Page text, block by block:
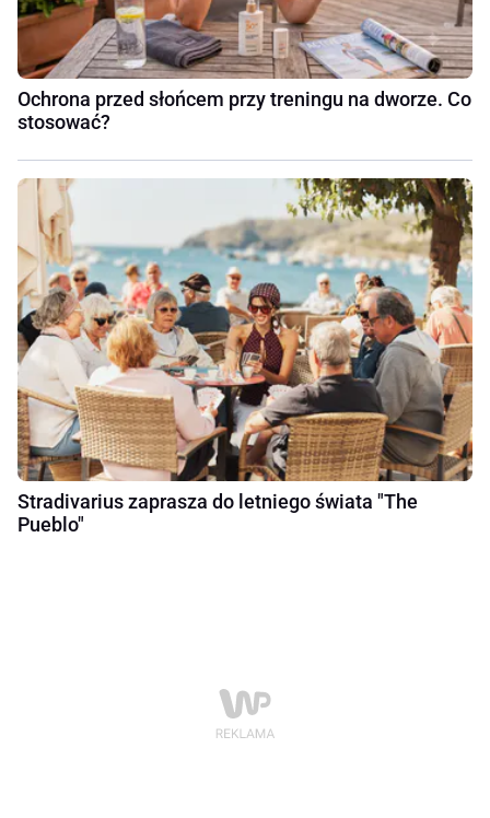
Ochrona przed słońcem przy treningu na dworze. Co
stosować?
Stradivarius zaprasza do letniego świata "The
Pueblo"